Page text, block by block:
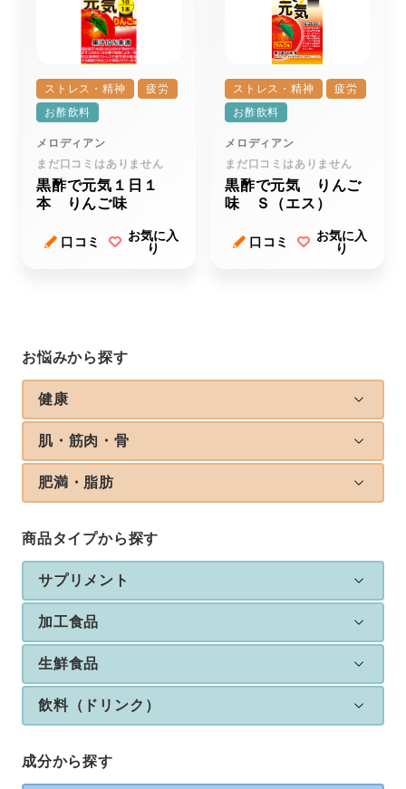
お悩みから探す
健康
肌・筋肉・骨
肥満・脂肪
商品タイプから探す
サプリメント
加工食品
生鮮食品
飲料（ドリンク）
成分から探す
ストレス・精神
疲労
お酢飲料
メロディアン
まだ口コミはありません
黒酢で元気１日１
本 りんご味
口コミ
お気に入
り
ストレス・精神
疲労
お酢飲料
メロディアン
まだ口コミはありません
黒酢で元気 りんご
味 Ｓ（エス）
口コミ
お気に入
り